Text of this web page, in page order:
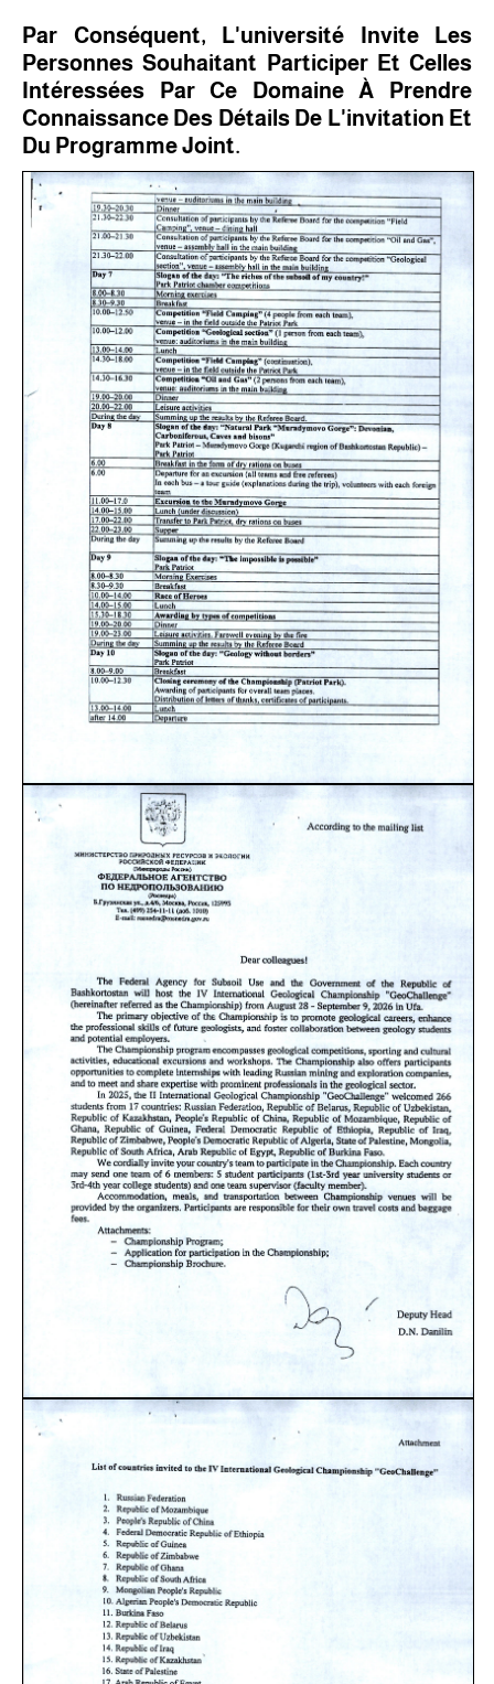
Par Conséquent, L'université Invite Les
Personnes Souhaitant Participer Et Celles
Intéressées Par Ce Domaine À Prendre
Connaissance Des Détails De L'invitation Et
Du Programme Joint.